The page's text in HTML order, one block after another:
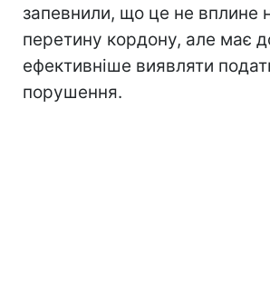
запевнили, що це не вплине
перетину кордону, але має
ефективніше виявляти
порушення.